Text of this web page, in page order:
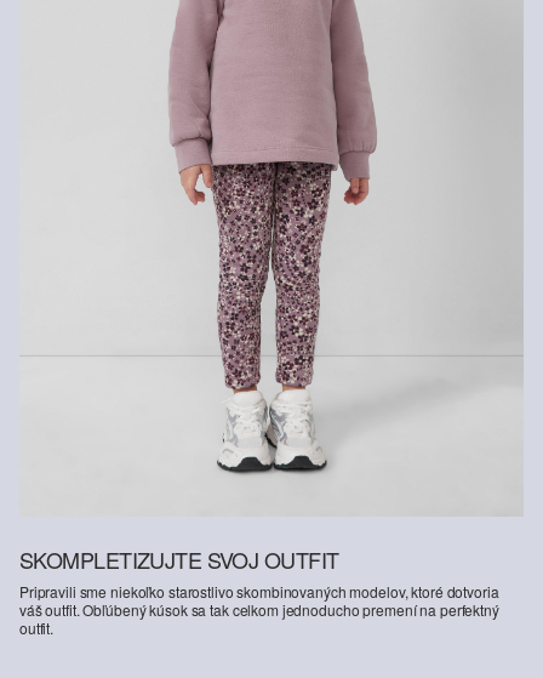
Nežehliť pri vysokej teplote
Nečistiť chemicky
SKOMPLETIZUJTE SVOJ OUTFIT
Pripravili sme niekoľko starostlivo skombinovaných modelov, ktoré dotvoria
váš outfit. Obľúbený kúsok sa tak celkom jednoducho premení na perfektný
outfit.